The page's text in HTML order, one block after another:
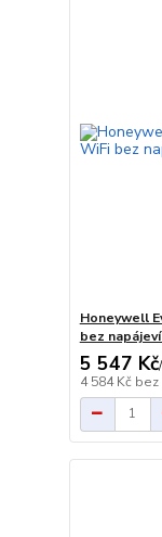
Honeywell
bez
5 547 Kč/
4 584 Kč bez